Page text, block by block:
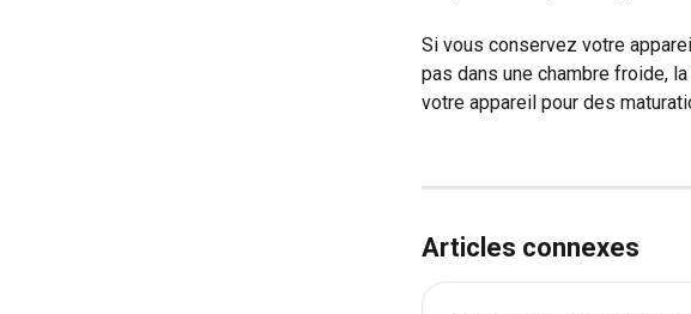
Si vous conservez votre
pas dans une chambre froide,
votre appareil pour des
Articles connexes